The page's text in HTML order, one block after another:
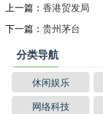
上一篇： 香港贸发局
下一篇： 贵州茅台
分类导航
休闲娱乐
网络科技